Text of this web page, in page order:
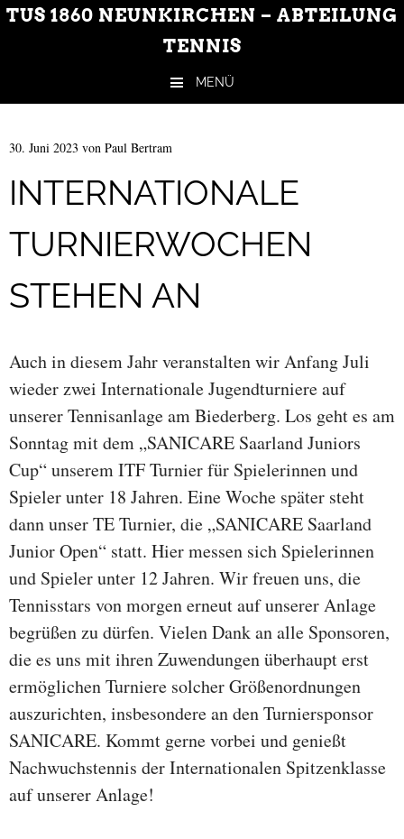
TUS 1860 NEUNKIRCHEN – ABTEILUNG
TENNIS
MENÜ
30. Juni 2023 von Paul Bertram
INTERNATIONALE
TURNIERWOCHEN
STEHEN AN
Auch in diesem Jahr veranstalten wir Anfang Juli
wieder zwei Internationale Jugendturniere auf
unserer Tennisanlage am Biederberg. Los geht es am
Sonntag mit dem „SANICARE Saarland Juniors
Cup“ unserem ITF Turnier für Spielerinnen und
Spieler unter 18 Jahren. Eine Woche später steht
dann unser TE Turnier, die „SANICARE Saarland
Junior Open“ statt. Hier messen sich Spielerinnen
und Spieler unter 12 Jahren. Wir freuen uns, die
Tennisstars von morgen erneut auf unserer Anlage
begrüßen zu dürfen. Vielen Dank an alle Sponsoren,
die es uns mit ihren Zuwendungen überhaupt erst
ermöglichen Turniere solcher Größenordnungen
auszurichten, insbesondere an den Turniersponsor
SANICARE. Kommt gerne vorbei und genießt
Nachwuchstennis der Internationalen Spitzenklasse
auf unserer Anlage!